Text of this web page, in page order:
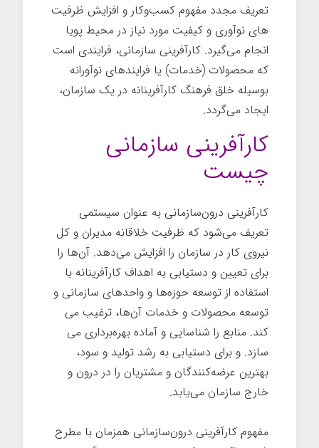
تعریف مجدد مفهوم کسب‌وکار و افزایش ظرفیت­‌
های نوآوری و کیفیت مورد نیاز در محیط پویا
انجام می‌گیرد. کارآفرینی سازمانی، فرایندی است
که محصولات (خدمات) یا فرایندهای نوآورانه
بوسیله خلق فرهنگ کارآفرینانه در یک سازمان،
ایجاد می­‌گردد.
کارآفرینی سازمانی
چیست
کارآفرینی درون‌سازمانی به عنوان سیستمی
تعریف می­‌شود که ظرفیت خلاقانه مدیران و کل
نیروی کار در سازمان را افزایش می‌دهد. آن‌ها را
برای تعیین و دستیابی به اهداف کارآفرینانه با
استفاده از توسعه حوزه­‌ها و واحدهای سازمانی و
توسعه محصولات و خدمات آن‌ها، ترغیب می­‌
کند. منابع را شناسایی و آماده بهره­‌برداری می­‌
سازد. و برای دستیابی به رشد تولید و سود،
بهترین عرضه‌کنندگان و مشتریان را در درون و
خارج سازمان می­‌یابد.
مفهوم کارآفرینی درون‌سازمانی همزمان با مطرح